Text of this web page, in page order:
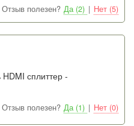
Отзыв полезен? Да (2) | Нет (5)
сплиттер -
Отзыв полезен? Да (1) | Нет (0)